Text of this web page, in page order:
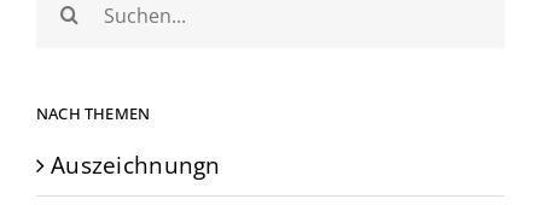
nach:
NACH THEMEN
Auszeichnungn